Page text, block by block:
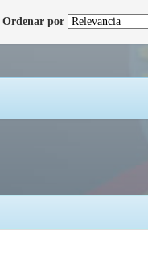
Ordenar por